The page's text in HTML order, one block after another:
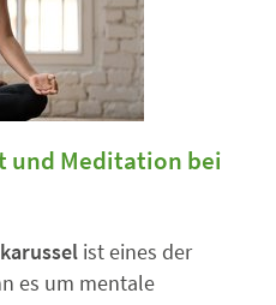
und Meditation bei
ist eines der
es um mentale